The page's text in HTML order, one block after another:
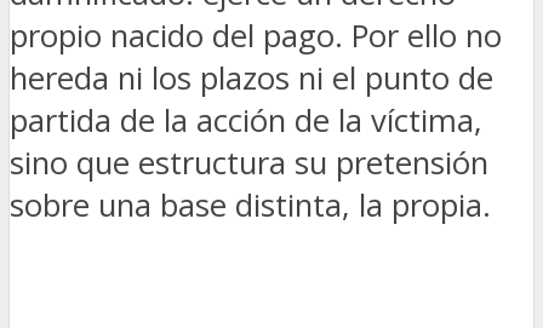
propio nacido del pago. Por ello no
hereda ni los plazos ni el punto de
partida de la acción de la víctima,
sino que estructura su pretensión
sobre una base distinta, la propia.